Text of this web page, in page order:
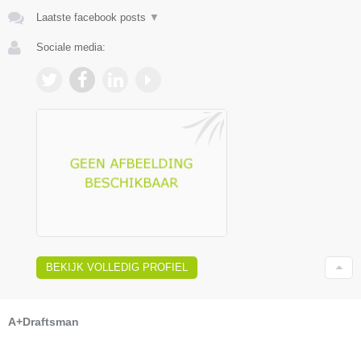
Laatste facebook posts ▼
Sociale media:
BEKIJK VOLLEDIG PROFIEL
A+Draftsman